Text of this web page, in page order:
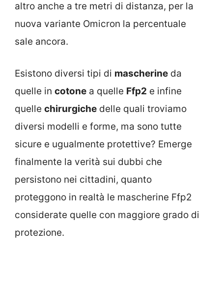
altro anche a tre metri di distanza, per la
nuova variante Omicron la percentuale
sale ancora.
Esistono diversi tipi di mascherine da
quelle in cotone a quelle Ffp2 e infine
quelle chirurgiche delle quali troviamo
diversi modelli e forme, ma sono tutte
sicure e ugualmente protettive? Emerge
finalmente la verità sui dubbi che
persistono nei cittadini, quanto
proteggono in realtà le mascherine Ffp2
considerate quelle con maggiore grado di
protezione.